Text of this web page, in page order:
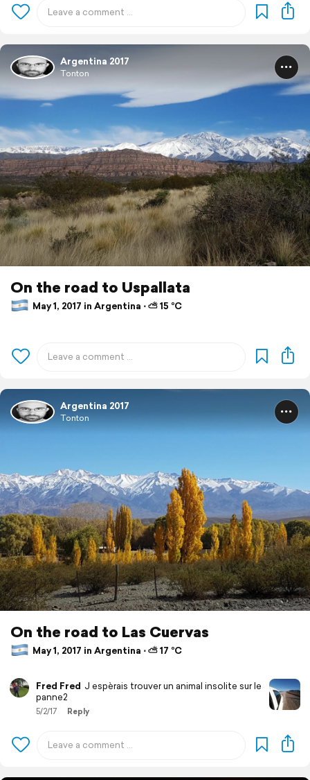
Argentina 2017
Tonton
On the road to Uspallata
May 1, 2017 in Argentina ⋅ ⛅ 15 °C
Argentina 2017
Tonton
On the road to Las Cuervas
May 1, 2017 in Argentina ⋅ ⛅ 17 °C
Fred Fred J espèrais trouver un animal insolite sur le
panne2
5/2/17 Reply